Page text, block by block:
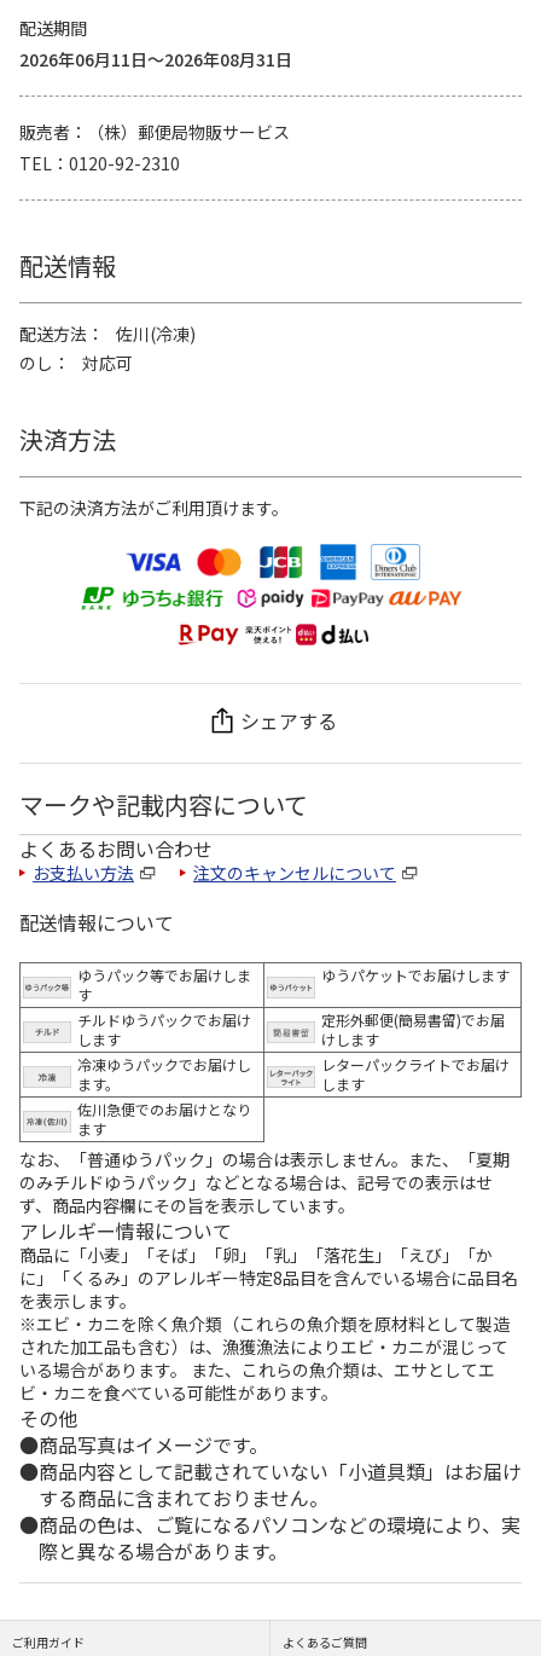
配送期間
2026年06月11日～2026年08月31日
販売者
（株）郵便局物販サービス
TEL
0120-92-2310
配送情報
配送方法
佐川(冷凍)
のし
対応可
決済方法
下記の決済方法がご利用頂けます。
シェアする
マークや記載内容について
よくあるお問い合わせ
お支払い方法 注文のキャンセルについて
配送情報について
ゆうパック等でお届けしま
す
ゆうパケットでお届けします
チルドゆうパックでお届け
します
定形外郵便(簡易書留)でお届
けします
冷凍ゆうパックでお届けし
ます。
レターパックライトでお届け
します
佐川急便でのお届けとなり
ます
なお、「普通ゆうパック」の場合は表示しません。また、「夏期
のみチルドゆうパック」などとなる場合は、記号での表示はせ
ず、商品内容欄にその旨を表示しています。
アレルギー情報について
商品に「小麦」「そば」「卵」「乳」「落花生」「えび」「か
に」「くるみ」のアレルギー特定8品目を含んでいる場合に品目名
を表示します。
※エビ・カニを除く魚介類（これらの魚介類を原材料として製造
された加工品も含む）は、漁獲漁法によりエビ・カニが混じって
いる場合があります。 また、これらの魚介類は、エサとしてエ
ビ・カニを食べている可能性があります。
その他
商品写真はイメージです。
商品内容として記載されていない「小道具類」はお届け
する商品に含まれておりません。
商品の色は、ご覧になるパソコンなどの環境により、実
際と異なる場合があります。
ご利用ガイド よくあるご質問